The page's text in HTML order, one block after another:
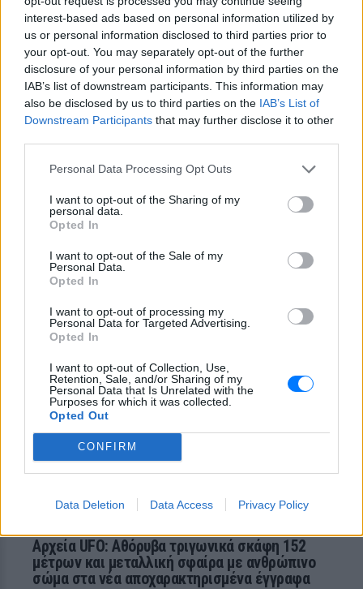
interest-based ads based on personal information utilized by
us or personal information disclosed to third parties prior to
your opt-out. You may separately opt-out of the further
disclosure of your personal information by third parties on the
IAB’s list of downstream participants. This information may
also be disclosed by us to third parties on the IAB’s List of
Downstream Participants that may further disclose it to other
Personal Data Processing Opt Outs
I want to opt-out of the Sharing of my
personal data.
Opted In
I want to opt-out of the Sale of my
Personal Data.
Opted In
I want to opt-out of processing my
Personal Data for Targeted Advertising.
Opted In
I want to opt-out of Collection, Use,
Retention, Sale, and/or Sharing of my
Personal Data that Is Unrelated with the
Purposes for which it was collected.
Opted Out
CONFIRM
Data Deletion Data Access Privacy Policy
ΧΤΕΣ
Η Jamie Lee Komoroski, με αλκοόλ
τριπλάσιο του νόμιμου ορίου, έπεσε
πάνω στο golf cart των νεόνυμφων στο
Folly Beach - τώρα νέο υλικό από το
αστυνομικό τμήμα αποκαλύπτει τη
συμπεριφορά της λίγο μετά τη μοιραία
σύγκρουση
Τροχαίο στις Σέρρες: «Έχασα τη
έχασα όλα» ‑ Ο πόνος του
φορτηγό στην επαρχιακή οδό Αμφίπολης
– Δράμας, κοντά στην Παλαιοκώμη.
Θεσσαλονίκης: Έσπασαν το
τζάμι του οδηγού – «Μην κάνεις
ΧΤΕΣ
Εξαιτίας των υψηλών ταχυτήτων το
λευκό όχημα έχασε τον έλεγχο και
Αρχεία UFO: Αθόρυβα τριγωνικά σκάφη 152
μέτρων και μεταλλική σφαίρα με ανθρώπινο
σώμα στα νέα αποχαρακτηρισμένα έγγραφα